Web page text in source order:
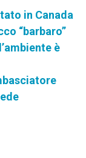
in Canada
“barbaro”
è